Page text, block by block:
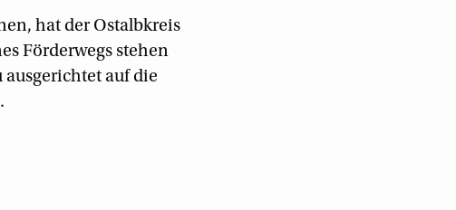
hat der Ostalbkreis
Förderwegs stehen
auf die